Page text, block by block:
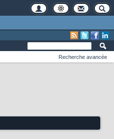
Recherche avancée